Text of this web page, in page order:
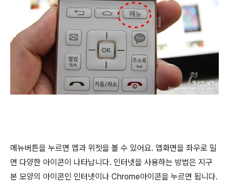
메뉴버튼을 누르면 엡과 위젯을 볼 수 있어요. 앱화면을 좌우로 밀
면 다양한 아이콘이 나타납니다. 인터넷을 사용하는 방법은 지구
본 모양의 아이콘인 인터넷이나 Chrome아이콘을 누르면 됩니다.